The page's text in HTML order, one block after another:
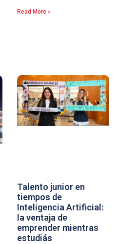
Read More »
Talento junior en
tiempos de
Inteligencia Artificial:
la ventaja de
emprender mientras
estudiás